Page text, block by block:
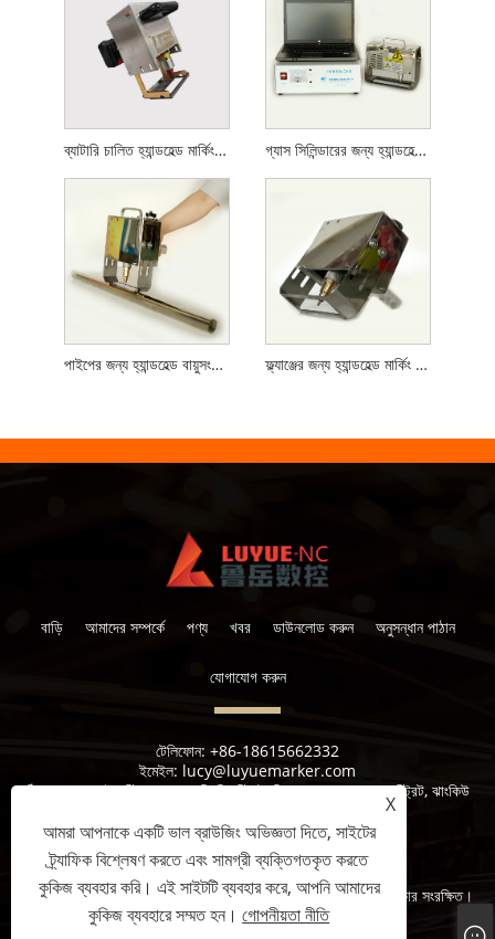
ব্যাটারি চালিত হ্যান্ডহেল্ড মার্কিং মেশিন গ্যাস সিলিন্ডারের জন্য হ্যান্ডহেল্ড মার্কিং মেশিন
পাইপের জন্য হ্যান্ডহেল্ড বায়ুসংক্রান্ত মার্কিং মেশিন ফ্ল্যাঞ্জের জন্য হ্যান্ডহেল্ড মার্কিং মেশিন
বাড়ি আমাদের সম্পর্কে পণ্য খবর ডাউনলোড করুন অনুসন্ধান পাঠান
যোগাযোগ করুন
টেলিফোন: +86-18615662332
ইমেইল: lucy@luyuemarker.com
ঠিকানা:দোঘাও ইন্ডাস্ট্রিয়াল জোন, কিংপিং স্ট্রিট, শিল্প 1 ম রোড, শুয়াংশান স্ট্রিট, ঝাংকিউ
কপিরাইট © 2022 জিনান লুইউ সিএনসি সরঞ্জাম কোং, লিমিটেড সমস্ত অধিকার সংরক্ষিত।
X
আমরা আপনাকে একটি ভাল ব্রাউজিং অভিজ্ঞতা দিতে, সাইটের
ট্র্যাফিক বিশ্লেষণ করতে এবং সামগ্রী ব্যক্তিগতকৃত করতে
কুকিজ ব্যবহার করি। এই সাইটটি ব্যবহার করে, আপনি আমাদের
কুকিজ ব্যবহারে সম্মত হন।গোপনীয়তা নীতি